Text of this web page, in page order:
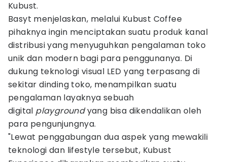
Kubust.
Basyt menjelaskan, melalui Kubust Coffee
pihaknya ingin menciptakan suatu produk kanal
distribusi yang menyuguhkan pengalaman toko
unik dan modern bagi para penggunanya. Di
dukung teknologi visual LED yang terpasang di
sekitar dinding toko, menampilkan suatu
pengalaman layaknya sebuah
digital playgroundyang bisa dikendalikan oleh
para pengunjungnya.
"Lewat penggabungan dua aspek yang mewakili
teknologi dan lifestyle tersebut, Kubust